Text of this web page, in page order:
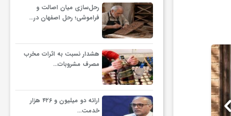
رحل‌سازی میان اصالت و
فراموشی؛ رحل اصفهان در…
هشدار نسبت به اثرات مخرب
مصرف مشروبات…
ارائه دو میلیون و ۴۲۶ هزار
خدمت…